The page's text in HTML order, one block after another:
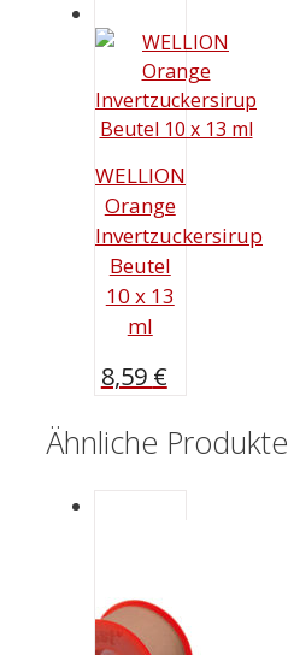
WELLION
Orange
Invertzuckersirup
Beutel
10 x 13
ml
8,59 €
Ähnliche Produkte